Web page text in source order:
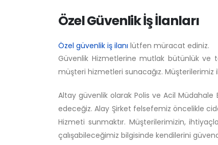
Özel Güvenlik İş İlanları
Özel güvenlik iş ilanı lütfen müracat ediniz.
Güvenlik Hizmetlerine mutlak bütünlük ve
müşteri hizmetleri sunacağız. Müşterilerimiz
Altay güvenlik olarak Polis ve Acil
edeceğiz. Alay Şirket felsefemiz öncelikle
Hizmeti sunmaktır. Müşterilerimizin,
çalışabileceğimiz bilgisinde kendilerini